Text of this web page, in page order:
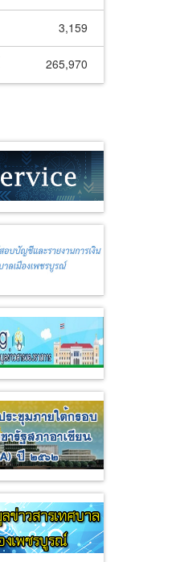
3,159
265,970